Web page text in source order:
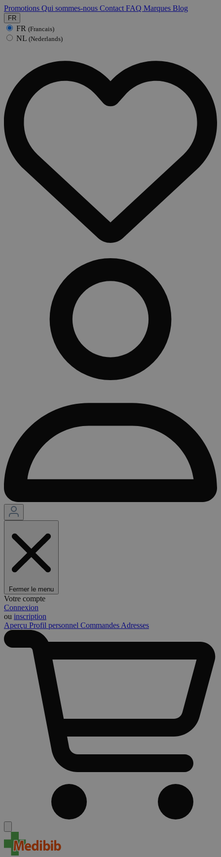
Promotions Qui sommes-nous Contact FAQ Marques Blog
FR
FR (Francais)
NL (Nederlands)
Fermer le menu
Votre compte
Connexion
ou inscription
Aperçu Profil personnel Commandes Adresses